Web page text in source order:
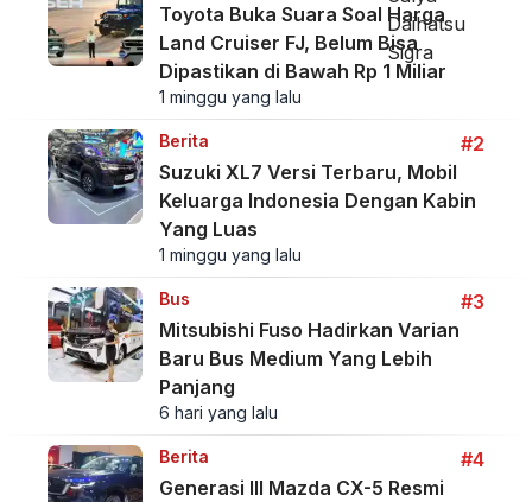
Toyota Buka Suara Soal Harga
Land Cruiser FJ, Belum Bisa
Dipastikan di Bawah Rp 1 Miliar
1 minggu yang lalu
Berita
#2
Suzuki XL7 Versi Terbaru, Mobil
Keluarga Indonesia Dengan Kabin
Yang Luas
1 minggu yang lalu
Bus
#3
Mitsubishi Fuso Hadirkan Varian
Baru Bus Medium Yang Lebih
Panjang
6 hari yang lalu
Berita
#4
Generasi III Mazda CX-5 Resmi